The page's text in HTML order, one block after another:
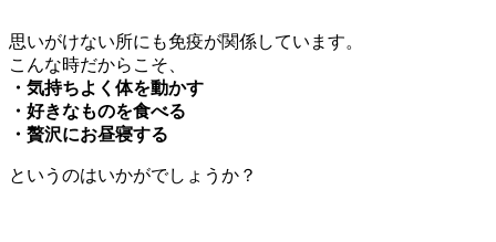
思いがけない所にも免疫が関係しています。
こんな時だからこそ、
・気持ちよく体を動かす
・好きなものを食べる
・贅沢にお昼寝する
というのはいかがでしょうか？